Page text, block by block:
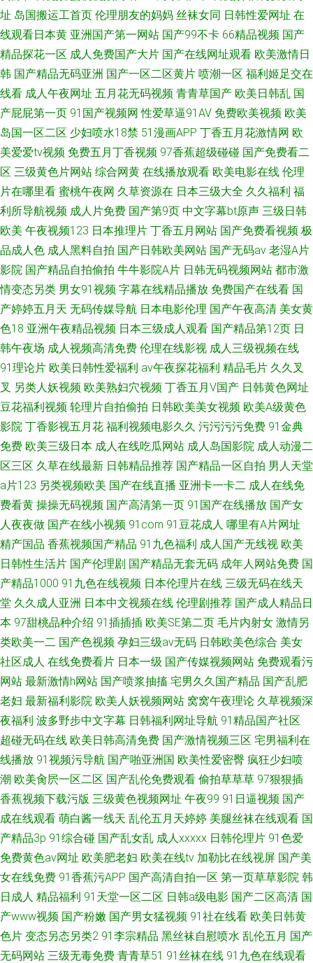
址 岛国搬运工首页 伦理朋友的妈妈 丝袜女同 日韩性爱网址 在
线观看日本黄 亚洲国产第一网站 国产99不卡 66精品视频 国产
精品探花一区 成人免费国产大片 国产在线网址观看 欧美激情日
韩 国产精品无码亚洲 国产一区二区黄片 喷潮一区 福利姬足交在
线看 成人午夜网址 五月花无码视频 青青草国产 欧美日韩乱 国
产屁屁第一页 91国产视频网 性爱草逼91AV 免费欧美视频 欧美
岛国一区二区 少妇喷水18禁 51漫画APP 丁香五月花激情网 欧
美爱爱tv视频 免费五月丁香视频 97香蕉超级碰碰 国产免费看二
区 三级黄色片网站 综合网黄 在线播放观看 欧美电影在线 伦理
片在哪里看 蜜桃午夜网 久草资源在 日本三级大全 久久福利 福
利所导航视频 成人片免费 国产第9页 中文字幕bt原声 三级日韩
欧美 午夜视频123 日本推理片 丁香五月网站 国产免费看视频 极
品成人色 成人黑料自拍 国产日韩欧美网站 国产无码av 老湿A片
影院 国产精品自拍偷拍 牛牛影院A片 日韩无码视频网站 都市激
情变态另类 男女91视频 字幕在线精品播放 免费国产在线看 国
产婷婷五月天 无码传媒导航 日本电影伦理 国产午夜高清 美女黄
色18 亚洲午夜精品视频 日本三级成人观看 国产精品第12页 日
韩午夜场 成人视频高清免费 伦理在线影视 成人三级视频在线
91理论片 欧美日韩性爱福利 av午夜探花福利 精品毛片 久久叉
叉 另类人妖视频 欧美熟妇穴视频 丁香五月V国产 日韩黄色网址
豆花福利视频 轮理片自拍偷拍 日韩欧美美女视频 欧美A级黄色
影院 丁香影视五月花 福利视频电影久久 污污污污免费 91金典
免费 欧美三级日本 成人在线吃瓜网站 成人岛国影院 成人动漫二
区三区 久草在线最新 日韩精品推荐 国产精品一区自拍 男人天堂
a片123 另类视频欧美 国产在线直播 亚洲卡一卡二 成人在线免
费看黄 操操无码视频 国产高清第一页 91国产在线播放 国产女
人夜夜做 国产在线小视频 91com 91豆花成人 哪里有A片网址
精产国品 香蕉视频国产精品 91九色福利 成人国产无线视 欧美
日韩性生活片 国产伦理剧 国产精品无套无码 成年人网站免费 国
产精品1000 91九色在线视频 日本伦理片在线 三级无码在线天
堂 久久成人亚洲 日本中文视频在线 伦理剧推荐 国产成人精品日
本 97甜桃品种介绍 91插插插 欧美SE第二页 毛片内射女 激情另
类欧美一二 国产色视频 孕妇三级av无码 日韩欧美色综合 美女
社区成人 在线免费看片 日本一级 国产传媒视频网站 免费观看污
网站 最新激情h网站 国产喷浆抽搐 宅男久久国产精品 国产乱肥
老妇 最新福利影院 欧美人妖视频网站 窝窝午夜理论 久草视频深
夜福利 波多野步中文字幕 日韩福利网址导航 91精品国产社区
超碰无码在线 欧美日韩高清免费 国产激情视频三区 宅男福利在
线播放 91视频污导航 国产啪亚洲国 欧美性爱密臀 疯狂少妇喷
潮 欧美肏屄一区二区 国产乱伦免费观看 偷拍草草草 97狠狠插
香蕉视频下载污版 三级黄色视频网址 午夜99 91日逼视频 国产
成在线观看 萌白酱一线天 乱伦五月天婷婷 美腿丝袜在线观看 国
产精品3p 91综合碰 国产乱女乱 成人xxxxx 日韩伦理片 91色爱
免费黄色av网址 欧美肥老妇 欧美在线tv 加勒比在线视屏 国产美
女在线免费 91香蕉污APP 国产高清自拍一区 第一页草草影院 韩
日成人 精品福利 91天堂一区二区 日韩a级电影 国产二区高清 国
产www视频 国产粉嫩 国产男女猛视频 91社在线看 欧美日韩黄
色片 变态另态另类2 91李宗精品 黑丝袜自慰喷水 乱伦五月 国产
无码网站 三级无毒免费 青青草51 91丝袜在线 91九色在线观看